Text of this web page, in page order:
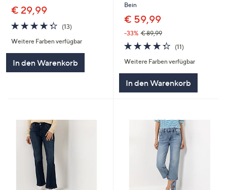
€ 29,99
4.3
von
5
(13)
Weitere Farben verfügbar
In den Warenkorb
Bein
€ 59,99
-33% € 89,99
4.3
von
5
(11)
Weitere Farben verfügbar
In den Warenkorb